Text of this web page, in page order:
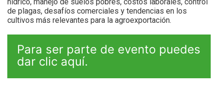
hídrico, manejo de suelos pobres, costos laborales, control
de plagas, desafíos comerciales y tendencias en los
cultivos más relevantes para la agroexportación.
Para ser parte de evento puedes
dar clic aquí.